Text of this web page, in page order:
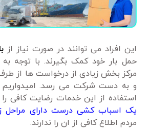
این افراد می توانند در صورت نیاز از
حمل بار خود کمک بگیرند. با توجه
مرکز بخش زیادی از درخواست ها از
و به دست شرکت می رسد.
استفاده از این خدمات رضایت کافی
یک اسباب کشی درست دارای مراحل
مردم اطلاع کافی از ان را ندارند.